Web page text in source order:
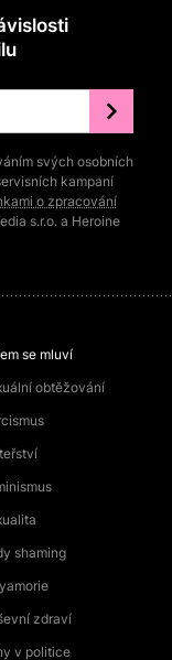
svých osobních
kampaní
o zpracování
s.r.o. a Heroine
se mluví
obtěžování
shaming
zdraví
v politice